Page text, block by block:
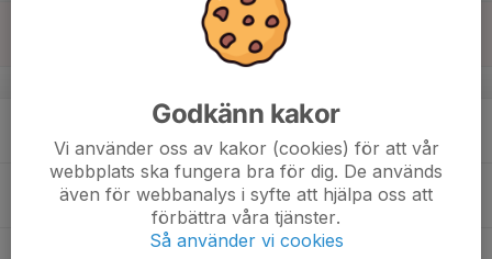
Veteran träning
Godkänn kakor
Vi använder oss av kakor (cookies) för att vår
webbplats ska fungera bra för dig. De används
även för webbanalys i syfte att hjälpa oss att
förbättra våra tjänster.
Så använder vi cookies